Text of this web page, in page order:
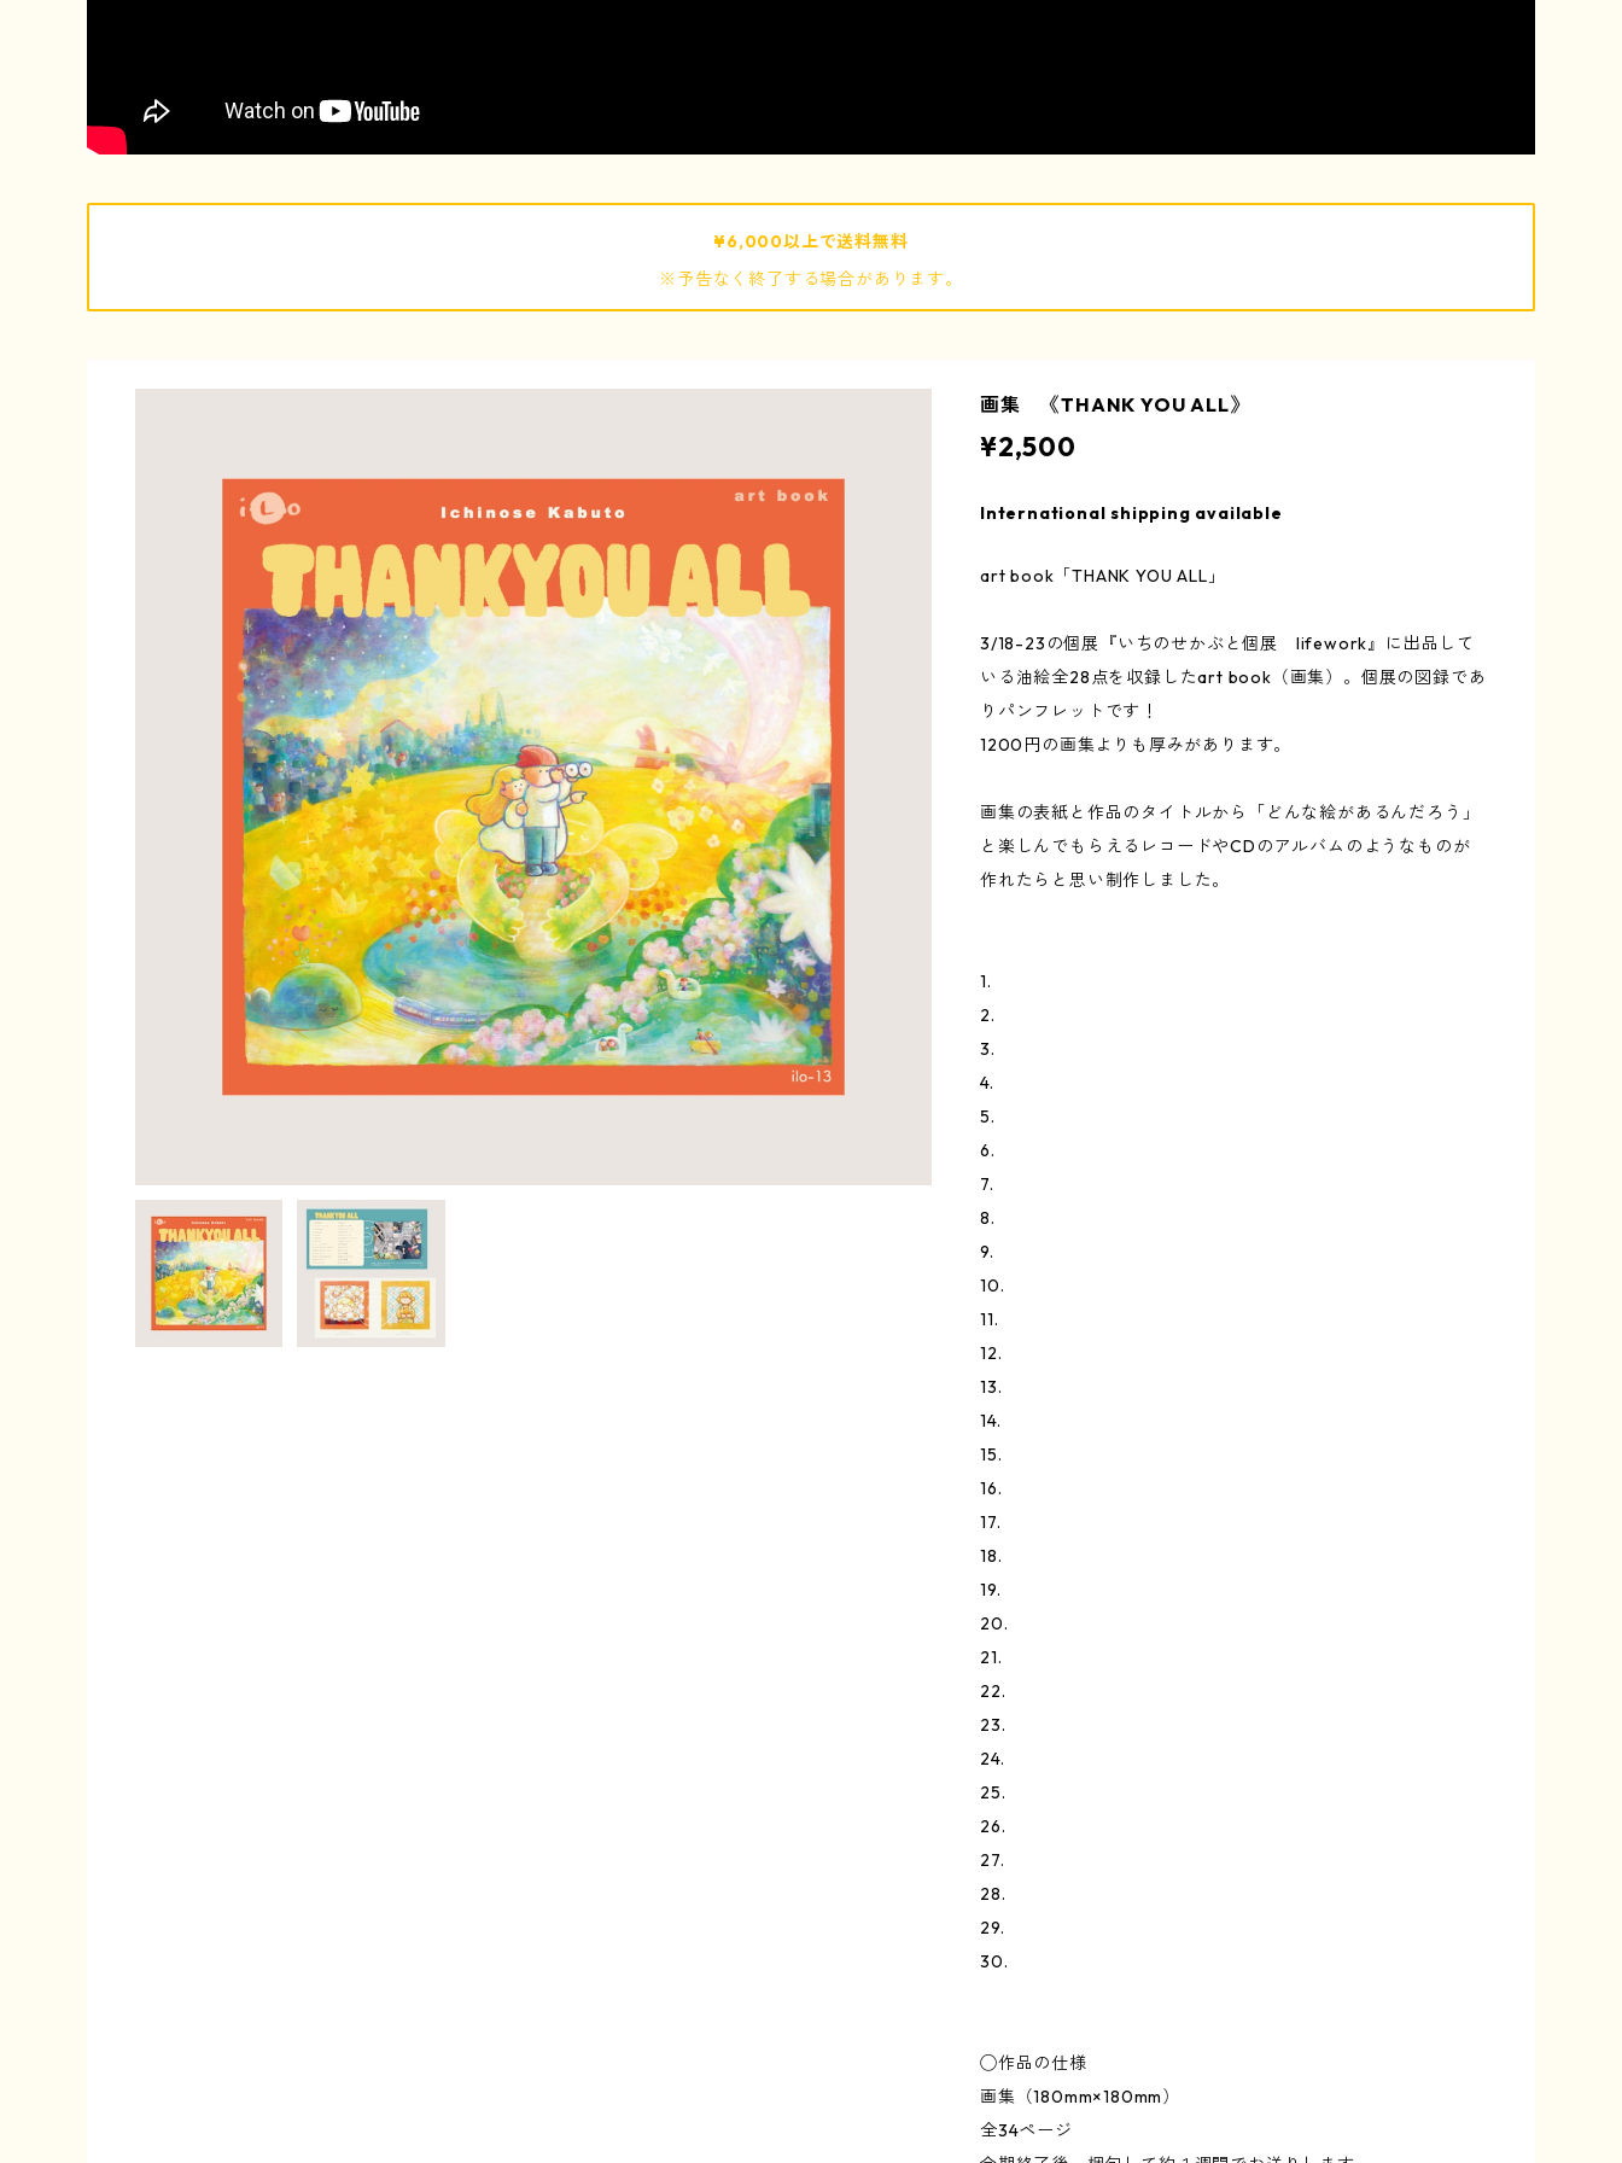
¥6,000以上で送料無料
※予告なく終了する場合があります。
画集 《THANK YOU ALL》
¥2,500
International shipping available
art book「THANK YOU ALL」
3/18-23の個展『いちのせかぶと個展 lifework』に出品して
いる油絵全28点を収録したart book（画集）。個展の図録であ
りパンフレットです！
1200円の画集よりも厚みがあります。
画集の表紙と作品のタイトルから「どんな絵があるんだろう」
と楽しんでもらえるレコードやCDのアルバムのようなものが
作れたらと思い制作しました。
1.
2.
3.
4.
5.
6.
7.
8.
9.
10.
11.
12.
13.
14.
15.
16.
17.
18.
19.
20.
21.
22.
23.
24.
25.
26.
27.
28.
29.
30.
◯作品の仕様
画集（180mm×180mm）
全34ページ